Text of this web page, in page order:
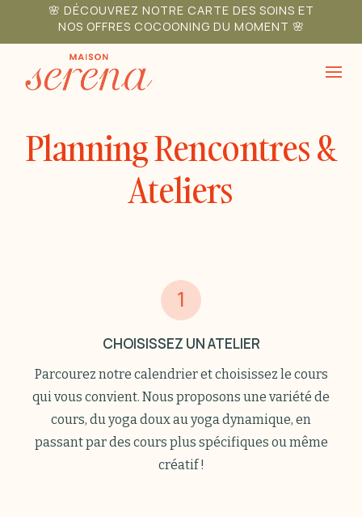
🌸 DÉCOUVREZ NOTRE CARTE DES SOINS ET
NOS OFFRES COCOONING DU MOMENT 🌸
Planning Rencontres &
Ateliers
1
CHOISISSEZ UN ATELIER
Parcourez notre calendrier et choisissez le cours
qui vous convient. Nous proposons une variété de
cours, du yoga doux au yoga dynamique, en
passant par des cours plus spécifiques ou même
créatif !